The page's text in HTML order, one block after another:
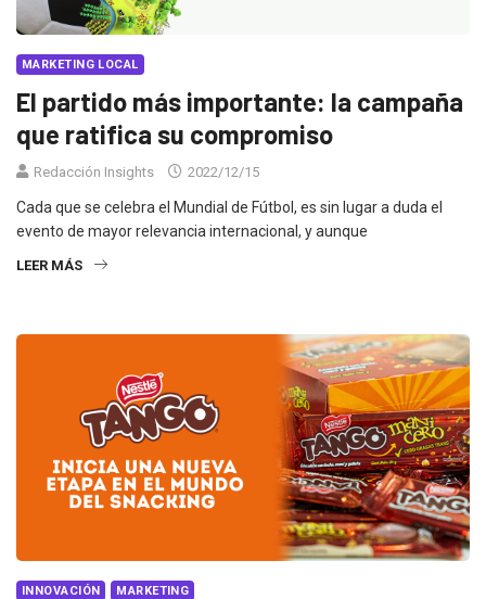
MARKETING LOCAL
El partido más importante: la campaña
que ratifica su compromiso
Redacción Insights 2022/12/15
Cada que se celebra el Mundial de Fútbol, es sin lugar a duda el
evento de mayor relevancia internacional, y aunque
LEER MÁS
INNOVACIÓN MARKETING